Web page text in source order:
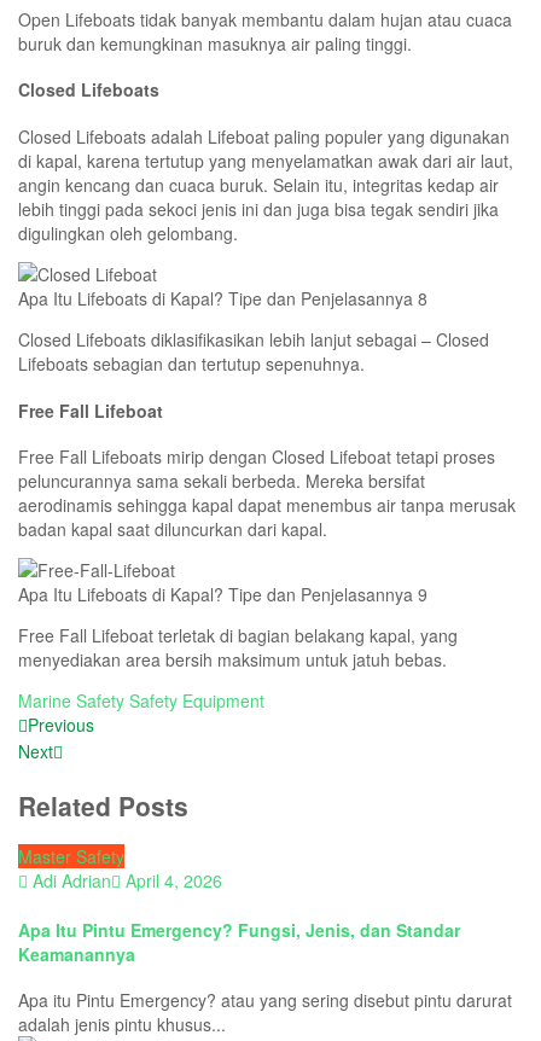
Open Lifeboats tidak banyak membantu dalam hujan atau cuaca
buruk dan kemungkinan masuknya air paling tinggi.
Closed Lifeboats
Closed Lifeboats adalah Lifeboat paling populer yang digunakan
di kapal, karena tertutup yang menyelamatkan awak dari air laut,
angin kencang dan cuaca buruk. Selain itu, integritas kedap air
lebih tinggi pada sekoci jenis ini dan juga bisa tegak sendiri jika
digulingkan oleh gelombang.
Apa Itu Lifeboats di Kapal? Tipe dan Penjelasannya 8
Closed Lifeboats diklasifikasikan lebih lanjut sebagai – Closed
Lifeboats sebagian dan tertutup sepenuhnya.
Free Fall Lifeboat
Free Fall Lifeboats mirip dengan Closed Lifeboat tetapi proses
peluncurannya sama sekali berbeda. Mereka bersifat
aerodinamis sehingga kapal dapat menembus air tanpa merusak
badan kapal saat diluncurkan dari kapal.
Apa Itu Lifeboats di Kapal? Tipe dan Penjelasannya 9
Free Fall Lifeboat terletak di bagian belakang kapal, yang
menyediakan area bersih maksimum untuk jatuh bebas.
Marine Safety Safety Equipment
Previous
Next
Related Posts
Master Safety
Adi Adrian
April 4, 2026
Apa Itu Pintu Emergency? Fungsi, Jenis, dan Standar
Keamanannya
Apa itu Pintu Emergency? atau yang sering disebut pintu darurat
adalah jenis pintu khusus...